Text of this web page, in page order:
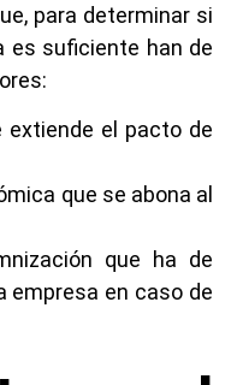
para determinar si
es suficiente han de
extiende el pacto de
que se abona al
que ha de
empresa en caso de